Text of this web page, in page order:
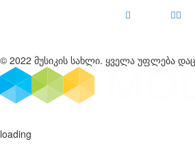
© 2022 მუსიკის სახლი. ყველა უფლება
loading